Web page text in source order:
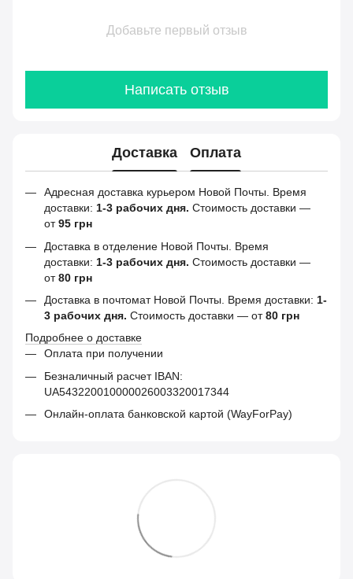
Добавьте первый отзыв
Написать отзыв
Доставка Оплата
Адресная доставка курьером Новой Почты. Время
доставки: 1-3 рабочих дня. Стоимость доставки —
от95 грн
Доставка в отделение Новой Почты. Время
доставки: 1-3 рабочих дня. Стоимость доставки —
от80 грн
Доставка в почтомат Новой Почты. Время доставки: 1-
3 рабочих дня. Стоимость доставки — от80 грн
Подробнее о доставке
Оплата при получении
Безналичный расчет IBAN:
UA543220010000026003320017344
Онлайн-оплата банковской картой (WayForPay)